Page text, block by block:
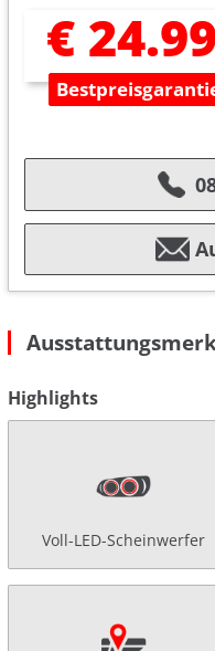
€
Highlights
Voll-LED-Scheinwerfer